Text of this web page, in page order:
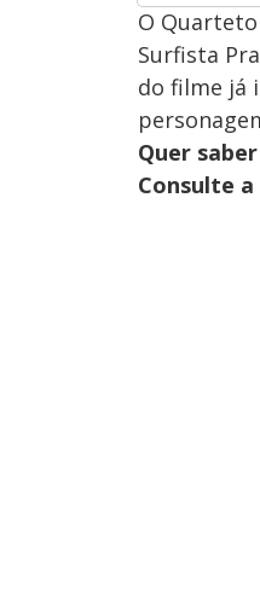
O
Surfista
do filme já
Quer
Consulte